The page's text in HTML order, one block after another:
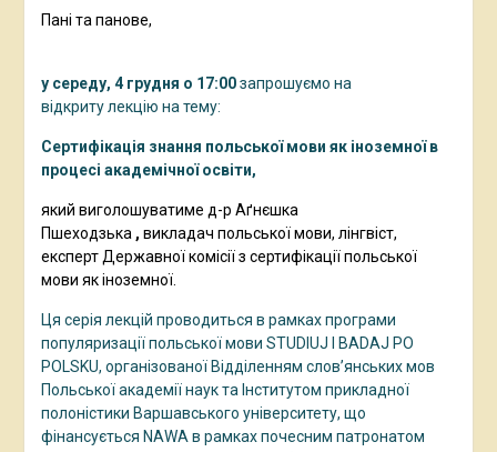
Пані та панове,
у середу, 4 грудня о 17:00запрошуємо на
відкриту лекцію на тему:
Сертифікація знання польської мови як іноземної в
процесі академічної освіти,
який виголошуватиме д-р Аґнєшка
Пшеходзька , викладач польської мови, лінгвіст,
експерт Державної комісії з сертифікації польської
мови як іноземної.
Ця серія лекцій проводиться в рамках програми
популяризації польської мови STUDIUJ I BADAJ PO
POLSKU, організованої Відділенням слов’янських мов
Польської академії наук та Інститутом прикладної
полоністики Варшавського університету, що
фінансується NAWA в рамках почесним патронатом